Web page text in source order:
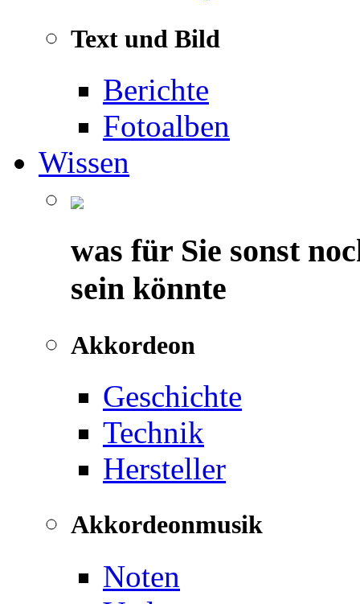
Text und Bild
Berichte
Fotoalben
Wissen
was für Sie sonst
sein könnte
Akkordeon
Geschichte
Technik
Hersteller
Akkordeonmusik
Noten